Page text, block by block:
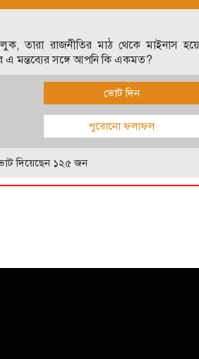
তারা রাজনীতির মাঠ থেকে মাইনাস হয়ে
এ মন্তব্যের সঙ্গে আপনি কি একমত?
ভোট দিন
পুরোনো ফলাফল
দিয়েছেন ১২৫ জন